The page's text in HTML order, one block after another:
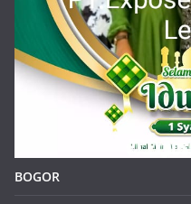
BOGOR